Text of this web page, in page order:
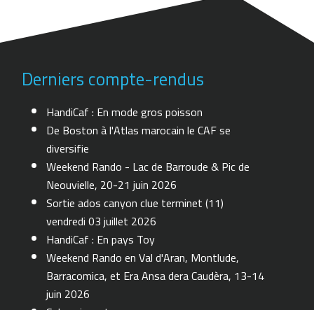
Derniers compte-rendus
HandiCaf : En mode gros poisson
De Boston à l'Atlas marocain le CAF se
diversifie
Weekend Rando - Lac de Barroude & Pic de
Neouvielle, 20-21 juin 2026
Sortie ados canyon clue terminet (11)
vendredi 03 juillet 2026
HandiCaf : En pays Toy
Weekend Rando en Val d'Aran, Montlude,
Barracomica, et Era Ansa dera Caudèra, 13-14
juin 2026